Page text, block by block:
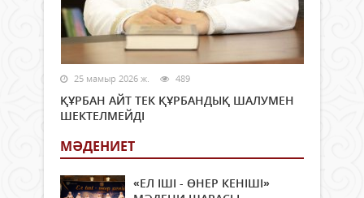
25 мамыр 2026 ж. 489
ҚҰРБАН АЙТ ТЕК ҚҰРБАНДЫҚ ШАЛУМЕН
ШЕКТЕЛМЕЙДІ
МӘДЕНИЕТ
«ЕЛ ІШІ - ӨНЕР КЕНІШІ»